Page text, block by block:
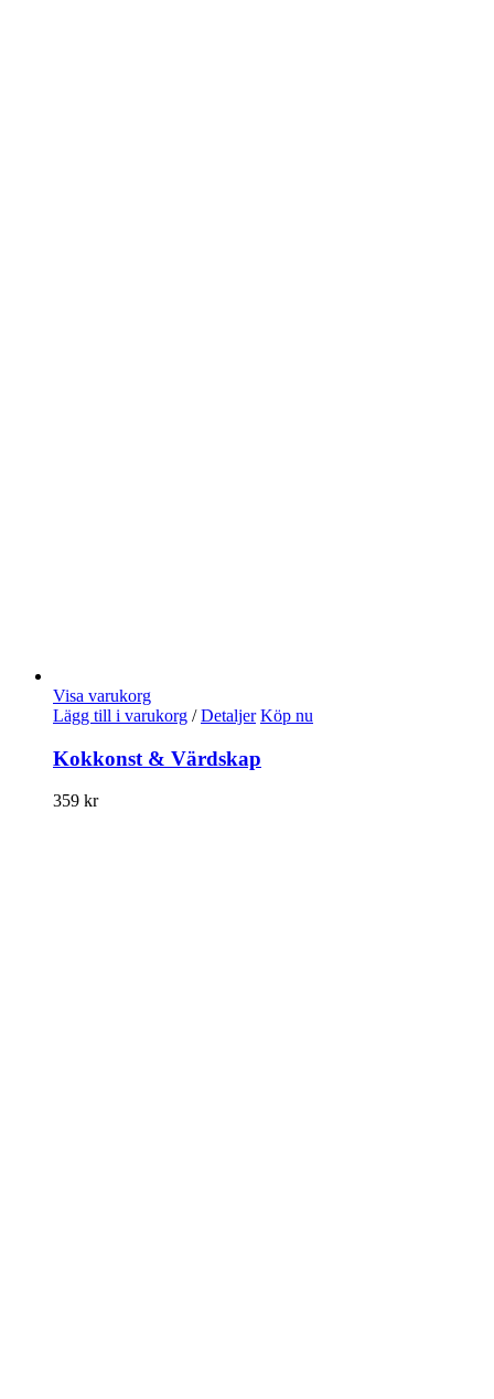
Visa varukorg
Lägg till i varukorg / Detaljer Köp nu
Kokkonst & Värdskap
359 kr